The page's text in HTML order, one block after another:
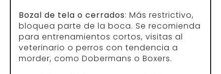
Bozal de tela o cerrados: Más restrictivo,
bloquea parte de la boca. Se recomienda
para entrenamientos cortos, visitas al
veterinario o perros con tendencia a
morder, como Dobermans o Boxers.